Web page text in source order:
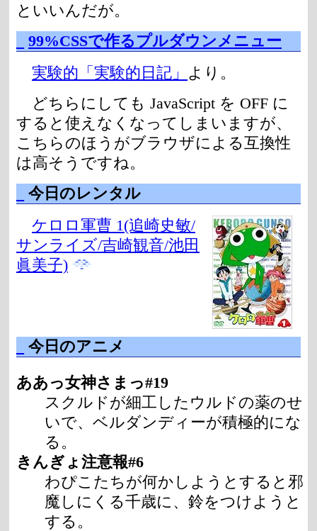
といいんだが。
99%CSSで作るプルダウンメニュー
実験的「実験的日記」
より。
どちらにしても JavaScript を OFF に
すると使えなくなってしまいますが、
こちらのほうがブラウザによる互換性
は高そうですね。
今日のレンタル
ケロロ軍曹 1(追崎史敏/
サンライズ/吉崎観音/池田
眞美子)
今日のアニメ
ああっ女神さまっ#19
スクルドが細工したウルドの薬のせ
いで、ベルダンディーが積極的にな
る。
きんぎょ注意報#6
わぴこたちが何かしようとすると邪
魔しにくる千歳に、鈴をつけようと
する。